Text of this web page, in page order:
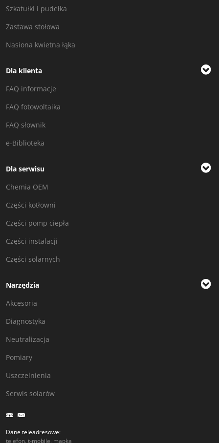
Szkatułki i pudełka
Zastawa stołowa
Nasiona kwietna łąka
Dla klienta
FAQ informacje
FAQ fotowoltaika
FAQ słownik
e-Biblioteka
Dla serwisu
Chemia OEM
Części kotłowni
Części pomp ciepła
Części instalacji
Części solarnych
Narzędzia
Akcesoria
Diagnostyka
Neutralizacja
Pomiary
Uszczelnienia
Serwis solarów
Dane teleadresowe:
telefon, t-mobile, mapka